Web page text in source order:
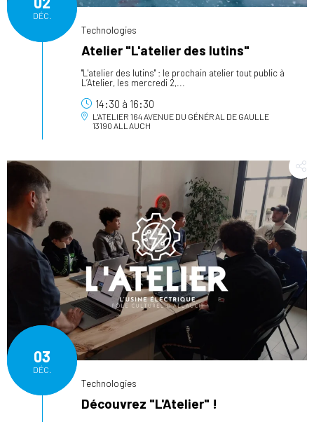
DÉC.
Technologies
Atelier "L'atelier des lutins"
"L'atelier des lutins" : le prochain atelier tout public à
L’Atelier, les mercredi 2,...
14:30 à 16:30
L'ATELIER 164 AVENUE DU GÉNÉRAL DE GAULLE
13190 ALLAUCH
03
DÉC.
Technologies
Découvrez "L'Atelier" !